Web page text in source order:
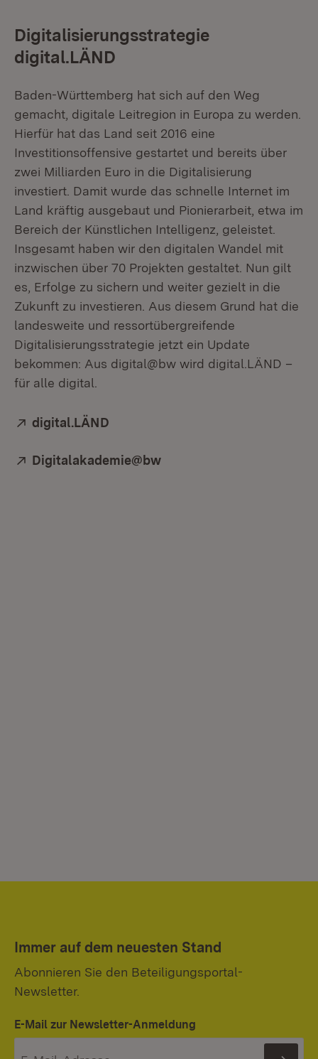
Digitalisierungsstrategie
digital.LÄND
Baden-Württemberg hat sich auf den Weg
gemacht, digitale Leitregion in Europa zu werden.
Hierfür hat das Land seit 2016 eine
Investitionsoffensive gestartet und bereits über
zwei Milliarden Euro in die Digitalisierung
investiert. Damit wurde das schnelle Internet im
Land kräftig ausgebaut und Pionierarbeit, etwa im
Bereich der Künstlichen Intelligenz, geleistet.
Insgesamt haben wir den digitalen Wandel mit
inzwischen über 70 Projekten gestaltet. Nun gilt
es, Erfolge zu sichern und weiter gezielt in die
Zukunft zu investieren. Aus diesem Grund hat die
landesweite und ressortübergreifende
Digitalisierungsstrategie jetzt ein Update
bekommen: Aus digital@bw wird digital.LÄND –
für alle digital.
Extern:
digital.LÄND
Extern:
Digitalakademie@bw
Immer auf dem neuesten Stand
Abonnieren Sie den Beteiligungsportal-
Newsletter.
E-Mail zur Newsletter-Anmeldung